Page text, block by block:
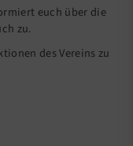
euch über die
zu.
des Vereins zu